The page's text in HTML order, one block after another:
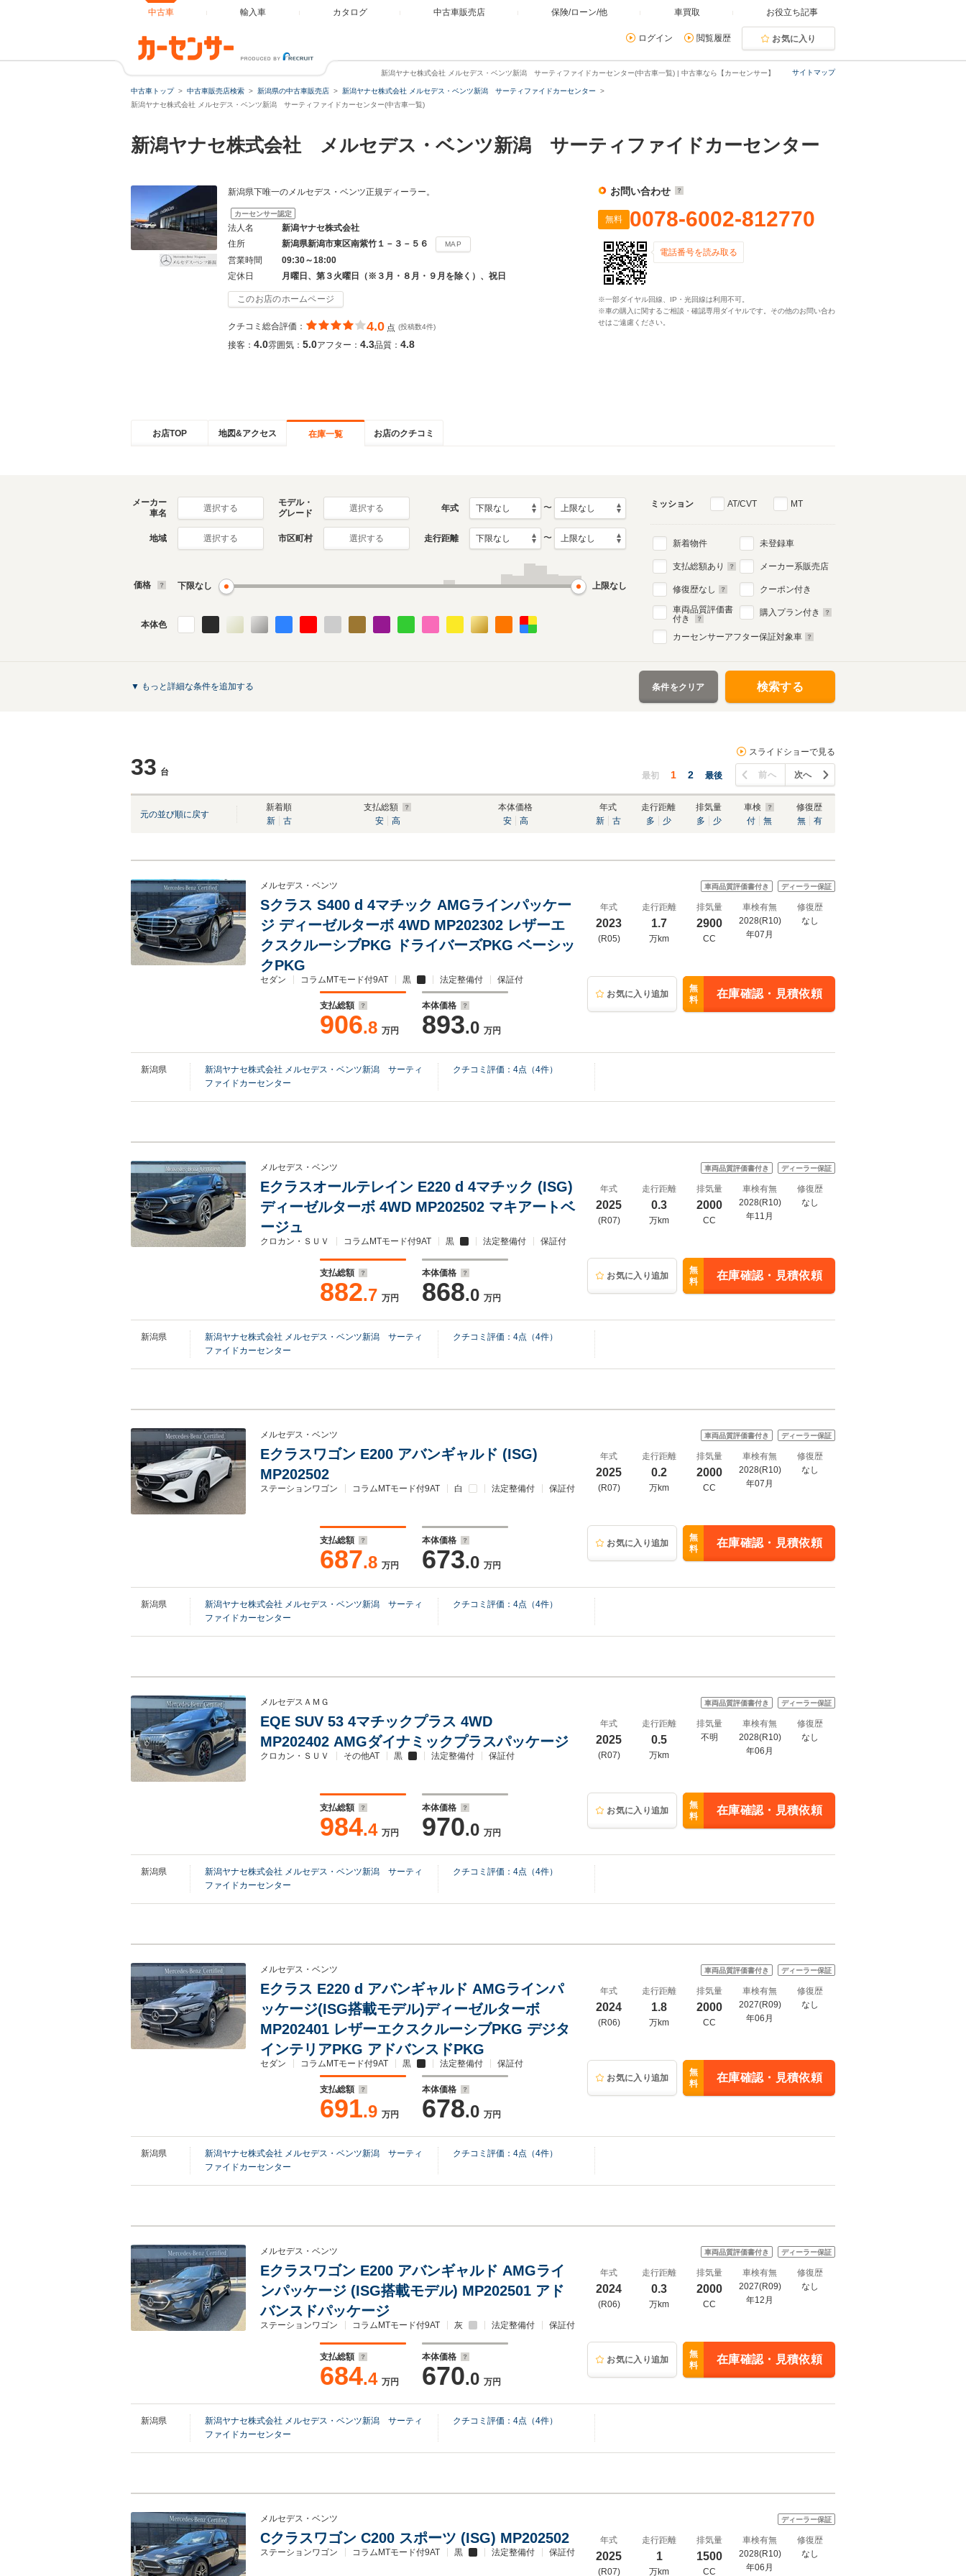
中古車 輸入車 カタログ 中古車販売店 保険/ローン/他 車買取 お役立ち記事
ログイン 閲覧履歴 お気に入り
サイトマップ
新潟ヤナセ株式会社 メルセデス・ベンツ新潟 サーティファイドカーセンター(中古車一覧) | 中古車なら【カーセンサー】
中古車トップ 中古車販売店検索 新潟県の中古車販売店
新潟ヤナセ株式会社 メルセデス・ベンツ新潟 サーティファイドカーセンター
新潟ヤナセ株式会社 メルセデス・ベンツ新潟 サーティファイドカーセンター(中古車一覧)
新潟ヤナセ株式会社 メルセデス・ベンツ新潟 サーティファイドカーセンター
新潟県下唯一のメルセデス・ベンツ正規ディーラー。
カーセンサー認定
法人名
新潟ヤナセ株式会社
住所
新潟県新潟市東区南紫竹１－３－５６ MAP
営業時間
09:30～18:00
定休日
月曜日、第３火曜日（※３月・８月・９月を除く）、祝日
このお店のホームページ
クチコミ総合評価： 4.0 点 (投稿数4件)
接客： 4.0雰囲気： 5.0アフター： 4.3品質： 4.8
お問い合わせ
無料 0078-6002-812770
電話番号を読み取る
※一部ダイヤル回線、IP・光回線は利用不可。
※車の購入に関するご相談・確認専用ダイヤルです。その他のお問い合わ
せはご遠慮ください。
お店TOP 地図&アクセス 在庫一覧 お店のクチコミ
メーカー
車名
選択する
モデル・
グレード
選択する 年式 〜
地域 選択する 市区町村 選択する 走行距離 〜
価格 下限なし 上限なし
本体色
ミッション AT/CVT MT
新着物件
支払総額あり
修復歴なし
車両品質評価書
付き
未登録車
メーカー系販売店
クーポン付き
購入プラン付き
カーセンサーアフター保証対象車
▼ もっと詳細な条件を追加する 条件をクリア 検索する
33 台
スライドショーで見る
最初 1 2 最後 前へ 次へ
元の並び順に戻す
新着順
新
古
支払総額
安
高
本体価格
安
高
年式
新
古
走行距離
多
少
排気量
多
少
車検
付
無
修復歴
無
有
メルセデス・ベンツ
Sクラス S400 d 4マチック AMGラインパッケー
ジ ディーゼルターボ 4WD MP202302 レザーエ
クスクルーシブPKG ドライバーズPKG ベーシッ
クPKG
セダン コラムMTモード付9AT 黒 法定整備付 保証付
支払総額
906.8 万円
本体価格
893.0 万円
車両品質評価書付き ディーラー保証
年式
2023
(R05)
走行距離
1.7
万km
排気量
2900
CC
車検有無
2028(R10)
年07月
修復歴
なし
お気に入り追加
無
料
在庫確認・見積依頼
新潟県
新潟ヤナセ株式会社 メルセデス・ベンツ新潟 サーティ
ファイドカーセンター
クチコミ評価： 4点（4件）
メルセデス・ベンツ
Eクラスオールテレイン E220 d 4マチック (ISG)
ディーゼルターボ 4WD MP202502 マキアートベ
ージュ
クロカン・ＳＵＶ コラムMTモード付9AT 黒 法定整備付 保証付
支払総額
882.7 万円
本体価格
868.0 万円
車両品質評価書付き ディーラー保証
年式
2025
(R07)
走行距離
0.3
万km
排気量
2000
CC
車検有無
2028(R10)
年11月
修復歴
なし
お気に入り追加
無
料
在庫確認・見積依頼
新潟県
新潟ヤナセ株式会社 メルセデス・ベンツ新潟 サーティ
ファイドカーセンター
クチコミ評価： 4点（4件）
メルセデス・ベンツ
Eクラスワゴン E200 アバンギャルド (ISG)
MP202502
ステーションワゴン コラムMTモード付9AT 白 法定整備付 保証付
支払総額
687.8 万円
本体価格
673.0 万円
車両品質評価書付き ディーラー保証
年式
2025
(R07)
走行距離
0.2
万km
排気量
2000
CC
車検有無
2028(R10)
年07月
修復歴
なし
お気に入り追加
無
料
在庫確認・見積依頼
新潟県
新潟ヤナセ株式会社 メルセデス・ベンツ新潟 サーティ
ファイドカーセンター
クチコミ評価： 4点（4件）
メルセデスＡＭＧ
EQE SUV 53 4マチックプラス 4WD
MP202402 AMGダイナミックプラスパッケージ
クロカン・ＳＵＶ その他AT 黒 法定整備付 保証付
支払総額
984.4 万円
本体価格
970.0 万円
車両品質評価書付き ディーラー保証
年式
2025
(R07)
走行距離
0.5
万km
排気量
不明
車検有無
2028(R10)
年06月
修復歴
なし
お気に入り追加
無
料
在庫確認・見積依頼
新潟県
新潟ヤナセ株式会社 メルセデス・ベンツ新潟 サーティ
ファイドカーセンター
クチコミ評価： 4点（4件）
メルセデス・ベンツ
Eクラス E220 d アバンギャルド AMGラインパ
ッケージ(ISG搭載モデル)ディーゼルターボ
MP202401 レザーエクスクルーシブPKG デジタ
インテリアPKG アドバンスドPKG
セダン コラムMTモード付9AT 黒 法定整備付 保証付
支払総額
691.9 万円
本体価格
678.0 万円
車両品質評価書付き ディーラー保証
年式
2024
(R06)
走行距離
1.8
万km
排気量
2000
CC
車検有無
2027(R09)
年06月
修復歴
なし
お気に入り追加
無
料
在庫確認・見積依頼
新潟県
新潟ヤナセ株式会社 メルセデス・ベンツ新潟 サーティ
ファイドカーセンター
クチコミ評価： 4点（4件）
メルセデス・ベンツ
Eクラスワゴン E200 アバンギャルド AMGライ
ンパッケージ (ISG搭載モデル) MP202501 アド
バンスドパッケージ
ステーションワゴン コラムMTモード付9AT 灰 法定整備付 保証付
支払総額
684.4 万円
本体価格
670.0 万円
車両品質評価書付き ディーラー保証
年式
2024
(R06)
走行距離
0.3
万km
排気量
2000
CC
車検有無
2027(R09)
年12月
修復歴
なし
お気に入り追加
無
料
在庫確認・見積依頼
新潟県
新潟ヤナセ株式会社 メルセデス・ベンツ新潟 サーティ
ファイドカーセンター
クチコミ評価： 4点（4件）
メルセデス・ベンツ
Cクラスワゴン C200 スポーツ (ISG) MP202502
ステーションワゴン コラムMTモード付9AT 黒 法定整備付 保証付
ディーラー保証
年式
2025
(R07)
走行距離
1
万km
排気量
1500
CC
車検有無
2028(R10)
年06月
修復歴
なし